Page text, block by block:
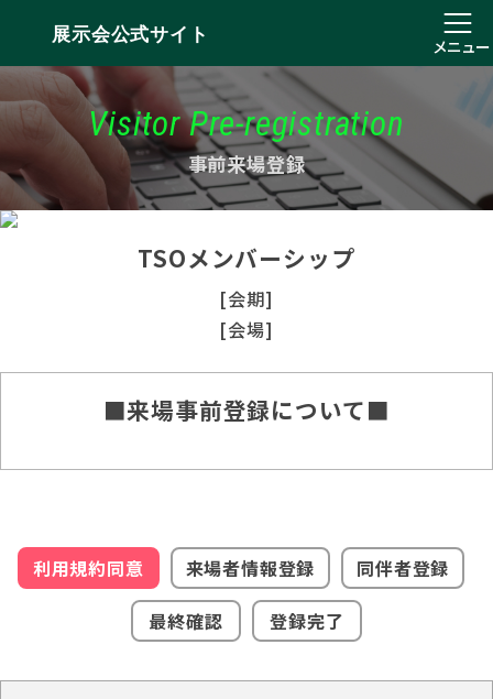
展示会公式サイト
メニュー
Visitor Pre-registration
事前来場登録
TSOメンバーシップ
[会期]
[会場]
■来場事前登録について■
利用規約同意 来場者情報登録
同伴者登録
最終確認
登録完了